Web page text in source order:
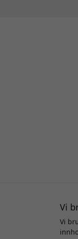
Vi
Vi